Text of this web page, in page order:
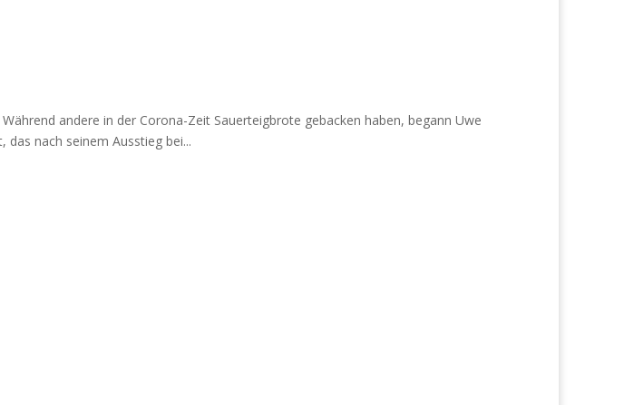
andere in der Corona-Zeit Sauerteigbrote gebacken haben, begann Uwe
das nach seinem Ausstieg bei...